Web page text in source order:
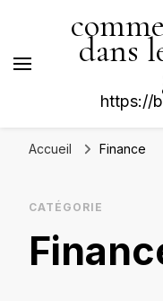
dans
https://
Accueil Finance
CATÉGORIE